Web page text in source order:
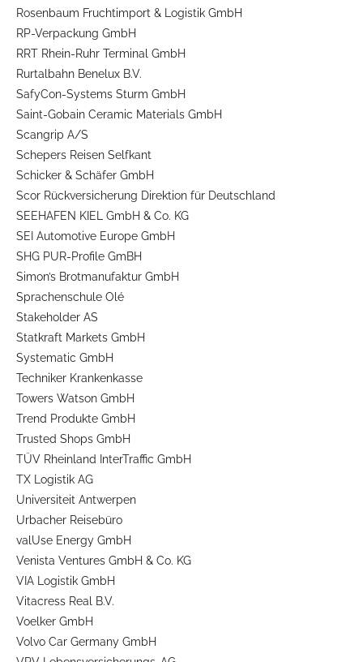
Rosenbaum Fruchtimport & Logistik GmbH
RP-Verpackung GmbH
RRT Rhein-Ruhr Terminal GmbH
Rurtalbahn Benelux B.V.
SafyCon-Systems Sturm GmbH
Saint-Gobain Ceramic Materials GmbH
Scangrip A/S
Schepers Reisen Selfkant
Schicker & Schäfer GmbH
Scor Rückversicherung Direktion für Deutschland
SEEHAFEN KIEL GmbH & Co. KG
SEI Automotive Europe GmbH
SHG PUR-Profile GmBH
Simon’s Brotmanufaktur GmbH
Sprachenschule Olé
Stakeholder AS
Statkraft Markets GmbH
Systematic GmbH
Techniker Krankenkasse
Towers Watson GmbH
Trend Produkte GmbH
Trusted Shops GmbH
TÜV Rheinland InterTraffic GmbH
TX Logistik AG
Universiteit Antwerpen
Urbacher Reisebüro
valUse Energy GmbH
Venista Ventures GmbH & Co. KG
VIA Logistik GmbH
Vitacress Real B.V.
Voelker GmbH
Volvo Car Germany GmbH